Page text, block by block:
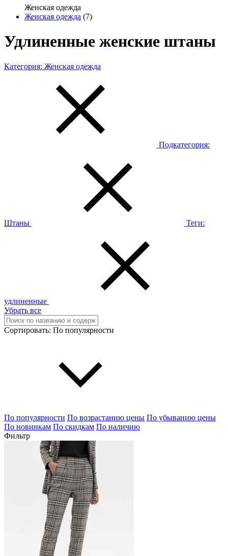
Женская одежда
Женская одежда (7)
Удлиненные женские штаны
Категория: Женская одежда
Подкатегория:
Штаны Теги:
удлиненные
Убрать все
Сортировать: По популярности
По популярности По возрастанию цены По убыванию цены
По новинкам По скидкам По наличию
Фильтр